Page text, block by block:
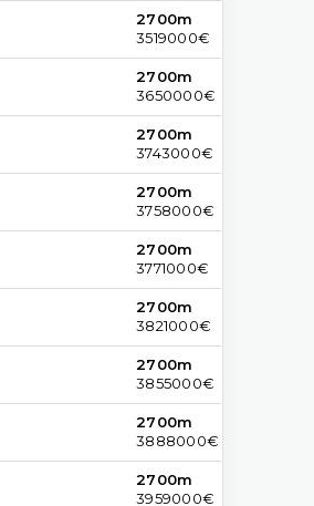
2700m
3519000€
2700m
3650000€
2700m
3743000€
2700m
3758000€
2700m
3771000€
2700m
3821000€
2700m
3855000€
2700m
3888000€
2700m
3959000€